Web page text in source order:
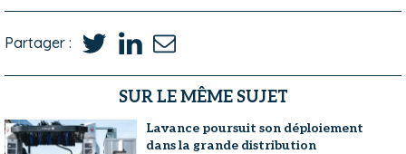
Partager :
SUR LE MÊME SUJET
Lavance poursuit son déploiement
dans la grande distribution